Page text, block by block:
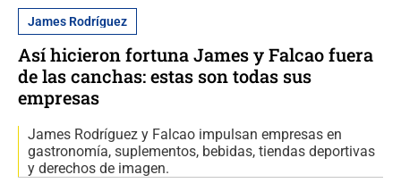
James Rodríguez
Así hicieron fortuna James y Falcao fuera
de las canchas: estas son todas sus
empresas
James Rodríguez y Falcao impulsan empresas en
gastronomía, suplementos, bebidas, tiendas deportivas
y derechos de imagen.